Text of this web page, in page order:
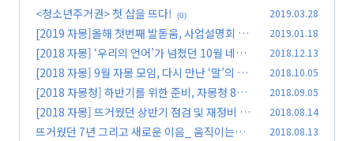
<청소년주거권> 첫 삽을 뜨다!
(0) 2019.03.28
[2019 자몽]올해 첫번째 발돋움, 사업설명회 및
협약식에 가다.
(0)
2019.01.18
[2018 자몽] ‘우리의 언어’가 넘쳤던 10월 네트
워크 모임 (0)
2018.12.13
[2018 자몽] 9월 자몽 모임, 다시 만난 ‘말’의 세
계
(0)
2018.10.05
[2018 자몽청] 하반기를 위한 준비, 자몽청 8월
네트워크 모임
(0)
2018.09.05
[2018 자몽] 뜨거웠던 상반기 점검 및 재정비 시
간, 2018 중간발표회
(0)
2018.08.14
뜨거웠던 7년 그리고 새로운 이음_ 움직이는청소
2018.08.13